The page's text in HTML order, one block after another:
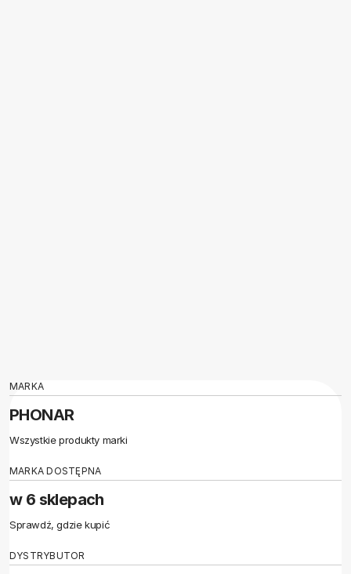
MARKA
PHONAR
Wszystkie produkty marki
MARKA DOSTĘPNA
w 6 sklepach
Sprawdź, gdzie kupić
DYSTRYBUTOR